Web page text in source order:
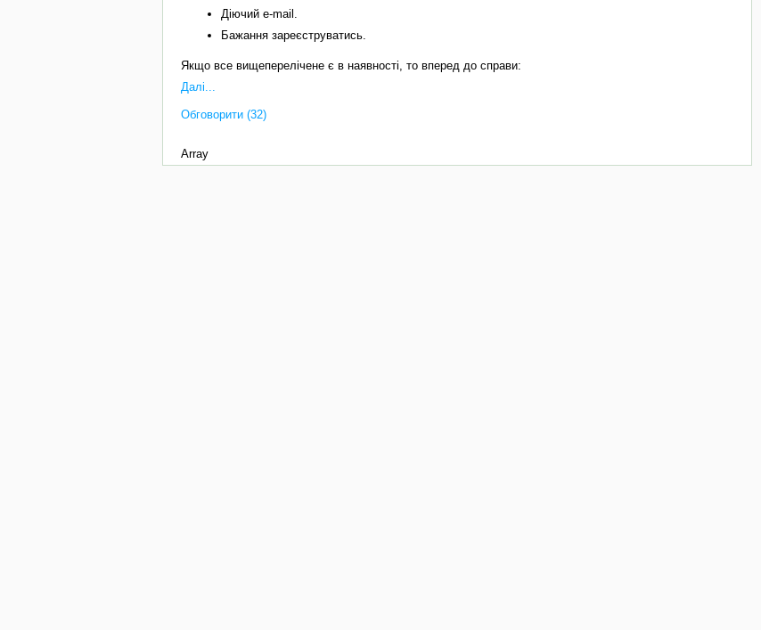
Діючий e-mail.
Бажання зареєструватись.
Якщо все вищеперелічене є в наявності, то вперед до справи:
Далі...
Обговорити (32)
Array